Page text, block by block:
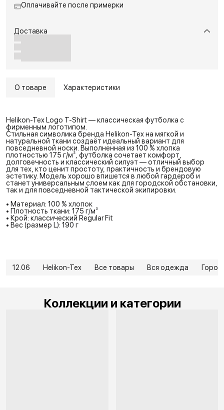
Оплачивайте после примерки
Доставка
О товаре Характеристики
Helikon-Tex Logo T-Shirt — классическая футболка с
фирменным логотипом.
Стильная символика бренда Helikon-Tex на мягкой и
натуральной ткани создаёт идеальный вариант для
повседневной носки. Выполненная из 100 % хлопка
плотностью 175 г/м², футболка сочетает комфорт,
долговечность и классический силуэт — отличный выбор
для тех, кто ценит простоту, практичность и брендовую
эстетику. Модель хорошо впишется в любой гардероб и
станет универсальным слоем как для городской обстановки,
так и для повседневной тактической экипировки.
• Материал: 100 % хлопок
• Плотность ткани: 175 г/м²
• Крой: классический Regular Fit
• Вес (размер L): 190 г
12.06 Helikon-Tex Все товары Вся одежда Город
Коллекции и категории